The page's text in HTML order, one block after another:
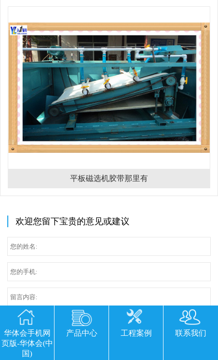
平板磁选机胶带那里有
欢迎您留下宝贵的意见或建议
华体会手机网
页版-华体会(中
国)
产品中心 工程案例 联系我们